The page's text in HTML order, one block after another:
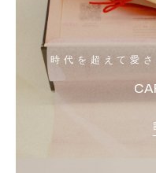
時代を超えて愛